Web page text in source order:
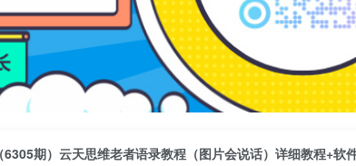
6305期）云天思维老者语录教程（图片会说话）详细教程+软